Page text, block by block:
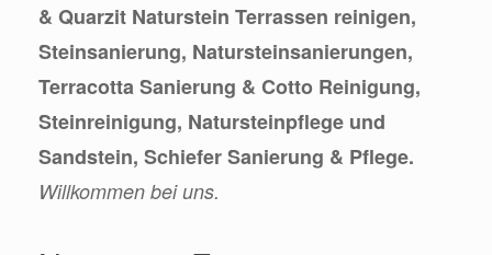
& Quarzit Naturstein Terrassen reinigen,
Steinsanierung, Natursteinsanierungen,
Terracotta Sanierung & Cotto Reinigung,
Steinreinigung, Natursteinpflege und
Sandstein, Schiefer Sanierung & Pflege.
Willkommen bei uns.